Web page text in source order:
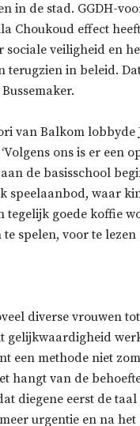
in de stad. GGDH-
Choukoud effect
veiligheid en
in beleid.
van Balkom
ons is er een
de basisschool
speelaanbod, waar
tegelijk goede koffie
spelen, voor te
diverse vrouwen
gelijkwaardigheid
een methode niet
hangt van de
diegene eerst de
urgentie en na